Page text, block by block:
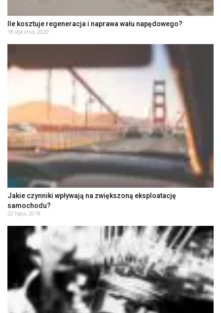
Ile kosztuje regeneracja i naprawa wału napędowego?
18 stycznia, 2020
Jakie czynniki wpływają na zwiększoną eksploatację
samochodu?
22 lipca, 2018